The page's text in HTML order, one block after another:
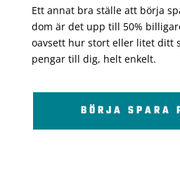
Ett annat bra ställe att börja
dom är det upp till 50%
oavsett hur stort eller litet ditt
pengar till dig, helt enkelt.
BÖRJA SPARA